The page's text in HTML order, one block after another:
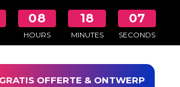
08
HOURS
18
MINUTES
06
SECONDS
openen
GRATIS OFFERTE & ONTWERP